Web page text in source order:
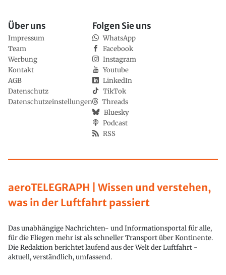
aeroTELEGRAPH | Wissen und verstehen,
was in der Luftfahrt passiert
Das unabhängige Nachrichten- und Informationsportal für alle,
für die Fliegen mehr ist als schneller Transport über Kontinente.
Die Redaktion berichtet laufend aus der Welt der Luftfahrt -
aktuell, verständlich, umfassend.
Über uns
Impressum
Team
Werbung
Kontakt
AGB
Datenschutz
Datenschutzeinstellungen
Folgen Sie uns
WhatsApp
Facebook
Instagram
Youtube
LinkedIn
TikTok
Threads
Bluesky
Podcast
RSS